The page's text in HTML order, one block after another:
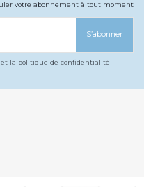
votre abonnement à tout moment
S’abonner
et la politique de confidentialité